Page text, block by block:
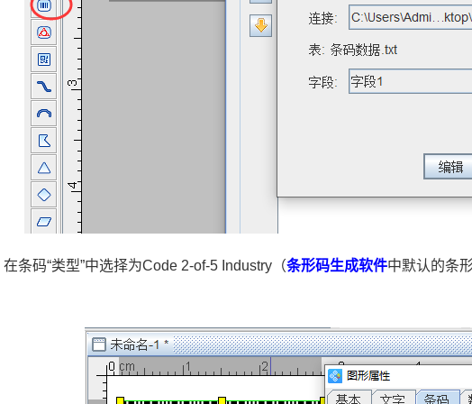
条码“类型”中选择为Code 2-of-5 Industry（条形码生成软件中默认的条